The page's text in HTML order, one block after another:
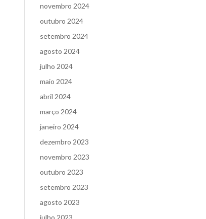
novembro 2024
outubro 2024
setembro 2024
agosto 2024
julho 2024
maio 2024
abril 2024
março 2024
janeiro 2024
dezembro 2023
novembro 2023
outubro 2023
setembro 2023
agosto 2023
julho 2023